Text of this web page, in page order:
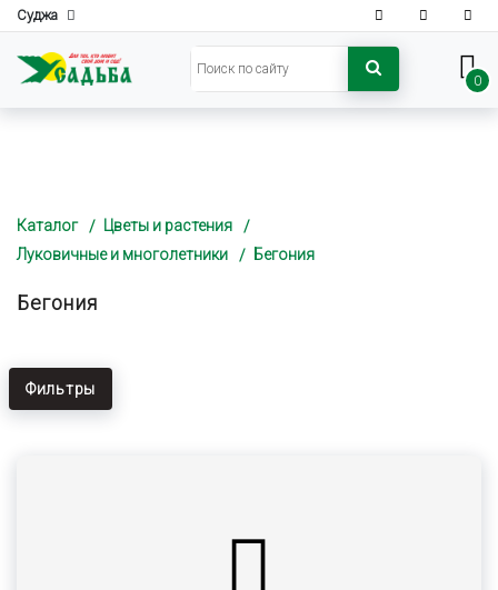
Суджа
0
Каталог
Цветы и растения
Луковичные и многолетники
Бегония
Бегония
Фильтры